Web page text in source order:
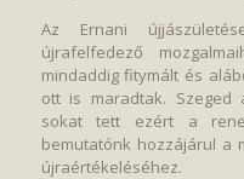
Az Ernani
újrafelfedező
mindaddig fitymált és
ott is maradtak. Szeged
sokat tett ezért a
bemutatónk hozzájárul a
újraértékeléséhez.